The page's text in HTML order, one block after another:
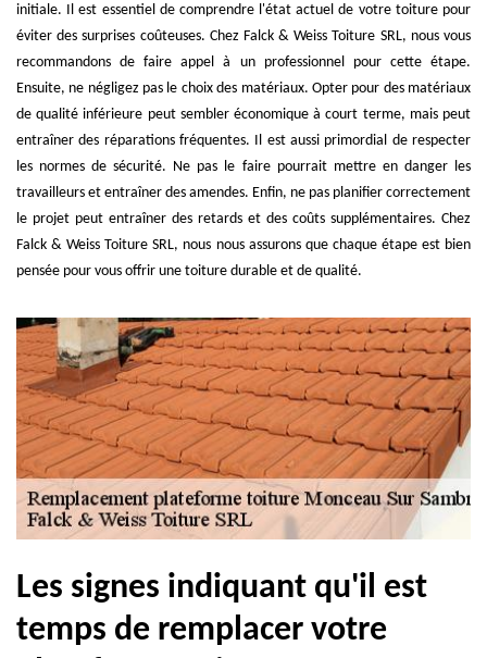
initiale. Il est essentiel de comprendre l'état actuel de votre toiture pour
éviter des surprises coûteuses. Chez Falck & Weiss Toiture SRL, nous vous
recommandons de faire appel à un professionnel pour cette étape.
Ensuite, ne négligez pas le choix des matériaux. Opter pour des matériaux
de qualité inférieure peut sembler économique à court terme, mais peut
entraîner des réparations fréquentes. Il est aussi primordial de respecter
les normes de sécurité. Ne pas le faire pourrait mettre en danger les
travailleurs et entraîner des amendes. Enfin, ne pas planifier correctement
le projet peut entraîner des retards et des coûts supplémentaires. Chez
Falck & Weiss Toiture SRL, nous nous assurons que chaque étape est bien
pensée pour vous offrir une toiture durable et de qualité.
Les signes indiquant qu'il est
temps de remplacer votre